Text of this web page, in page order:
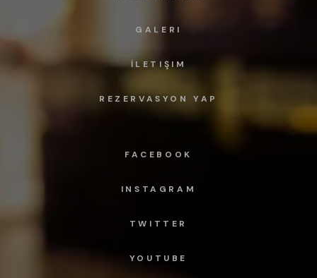
GALERI
İLETIŞIM
REZERVASYON YAP
FACEBOOK
INSTAGRAM
TWITTER
YOUTUBE